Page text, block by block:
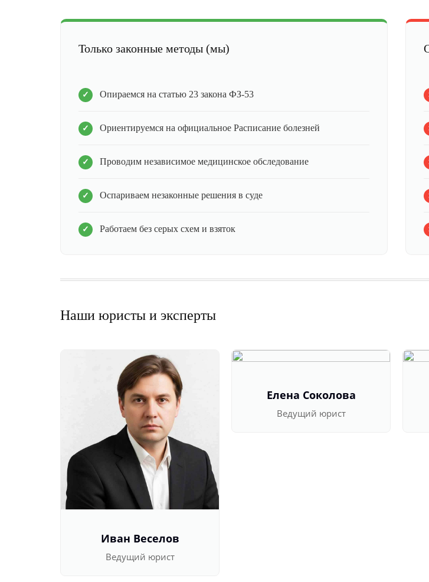
Только законные методы (мы)
Опираемся на статью 23 закона ФЗ-53
Ориентируемся на официальное Расписание болезней
Проводим независимое медицинское обследование
Оспариваем незаконные решения в суде
Работаем без серых схем и взяток
Наши юристы и эксперты
Иван Веселов
Ведущий юрист
Елена Соколова
Ведущий юрист